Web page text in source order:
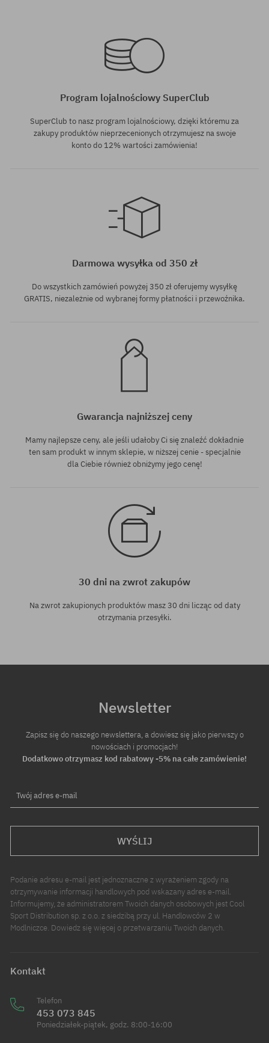
Program lojalnościowy SuperClub
SuperClub to nasz program lojalnościowy, dzięki któremu za
zakupy produktów nieprzecenionych otrzymujesz na swoje
konto do 12% wartości zamówienia!
Darmowa wysyłka od 350 zł
Do wszystkich zamówień powyżej 350 zł oferujemy wysyłkę
GRATIS, niezależnie od wybranej formy płatności i przewoźnika.
Gwarancja najniższej ceny
Mamy najlepsze ceny, ale jeśli udałoby Ci się znaleźć dokładnie
ten sam produkt w innym sklepie, w niższej cenie - specjalnie
dla Ciebie również obniżymy jego cenę!
30 dni na zwrot zakupów
Na zwrot zakupionych produktów masz 30 dni licząc od daty
otrzymania przesyłki.
Newsletter
Zapisz się do naszego newslettera, a dowiesz się jako pierwszy o
nowościach i promocjach!
Dodatkowo otrzymasz kod rabatowy -5% na całe zamówienie!
Twój adres e-mail
WYŚLIJ
Podanie adresu e-mail jest jednoznaczne z wyrażeniem zgody na
otrzymywanie informacji handlowych pod wskazany adres e-mail.
Informujemy, że administratorem Twoich danych osobowych jest Cool
Sport Distribution sp. z o.o. z siedzibą przy ul. Handlowców 2 w
Modlniczce. Dowiedz się więcej o przetwarzaniu Twoich danych.
Kontakt
Telefon
453 073 845
Poniedziałek-piątek, godz. 8:00-16:00